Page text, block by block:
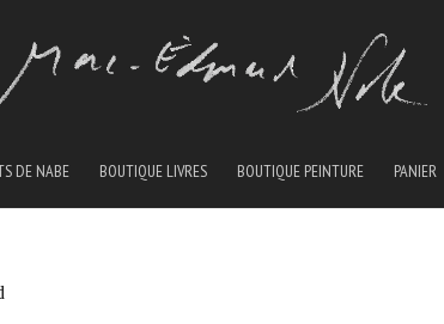
DE NABE BOUTIQUE LIVRES BOUTIQUE PEINTURE PANIER